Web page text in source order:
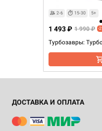
2-6 15-30 5+
Турбозавры:
1 493 ₽ 1 990 ₽ -
ДОСТАВКА И ОПЛАТА